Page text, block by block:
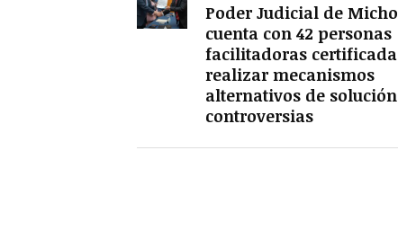
Poder Judicial de
cuenta con 42 personas
facilitadoras
realizar mecanismos
alternativos de
controversias